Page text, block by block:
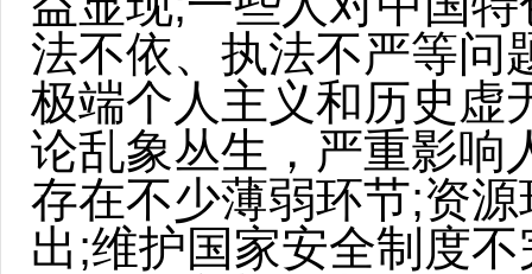
法不依、执法不严等问
极端个人主义和历史虚
论乱象丛生，严重影响
存在不少薄弱环节;资
出;维护国家安全制度